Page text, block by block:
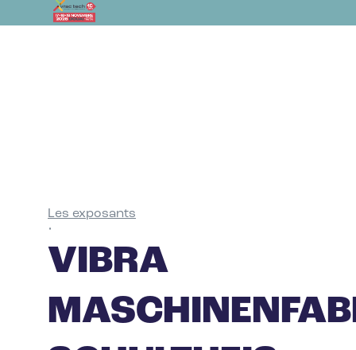
Les exposants
•
VIBRA